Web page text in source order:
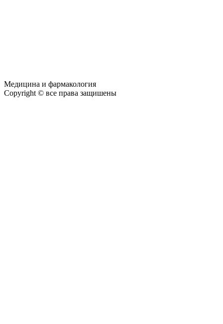
Медицина и фармакология
Copyright © все права защишены